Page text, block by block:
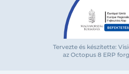
Tervezte és készítette:
az Octopus 8 ERP